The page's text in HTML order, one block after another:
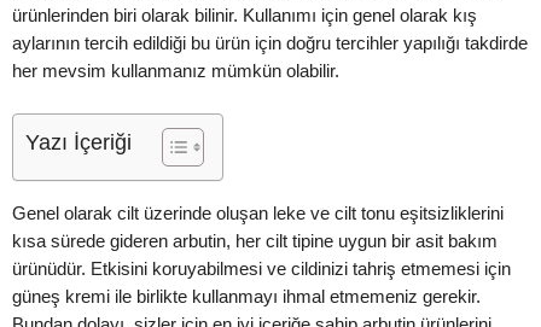
ürünlerinden biri olarak bilinir. Kullanımı için genel olarak kış
aylarının tercih edildiği bu ürün için doğru tercihler yapılığı takdirde
her mevsim kullanmanız mümkün olabilir.
Yazı İçeriği
Genel olarak cilt üzerinde oluşan leke ve cilt tonu eşitsizliklerini
kısa sürede gideren arbutin, her cilt tipine uygun bir asit bakım
ürünüdür. Etkisini koruyabilmesi ve cildinizi tahriş etmemesi için
güneş kremi ile birlikte kullanmayı ihmal etmemeniz gerekir.